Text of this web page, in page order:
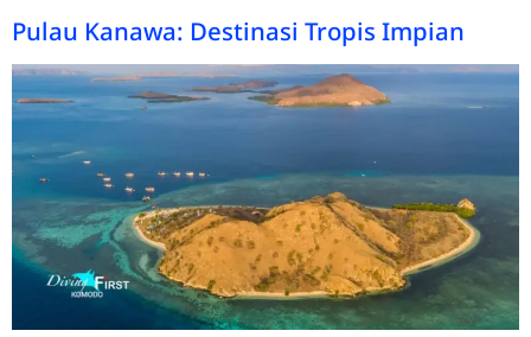
Pulau Kanawa: Destinasi Tropis Impian